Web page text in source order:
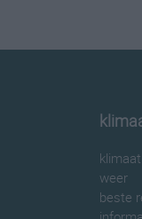
klimaat
weer
beste